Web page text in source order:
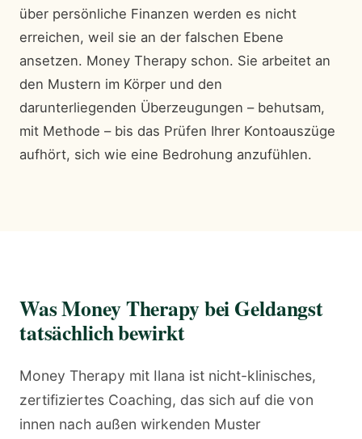
über persönliche Finanzen werden es nicht
erreichen, weil sie an der falschen Ebene
ansetzen. Money Therapy schon. Sie arbeitet an
den Mustern im Körper und den
darunterliegenden Überzeugungen – behutsam,
mit Methode – bis das Prüfen Ihrer Kontoauszüge
aufhört, sich wie eine Bedrohung anzufühlen.
Was Money Therapy bei Geldangst
tatsächlich bewirkt
Money Therapy mit Ilana ist nicht-klinisches,
zertifiziertes Coaching, das sich auf die von
innen nach außen wirkenden Muster